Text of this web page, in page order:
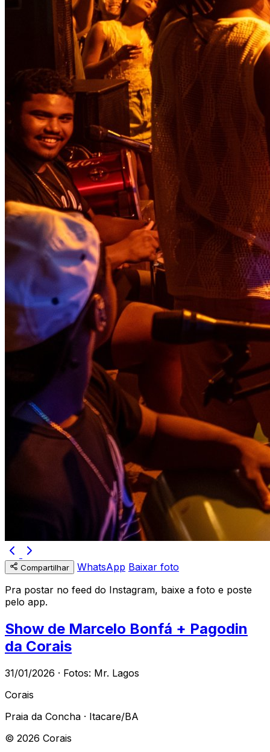
Compartilhar WhatsApp Baixar foto
Pra postar no feed do Instagram, baixe a foto e poste
pelo app.
Show de Marcelo Bonfá + Pagodin
da Corais
31/01/2026 · Fotos: Mr. Lagos
Corais
Praia da Concha · Itacare/BA
© 2026 Corais